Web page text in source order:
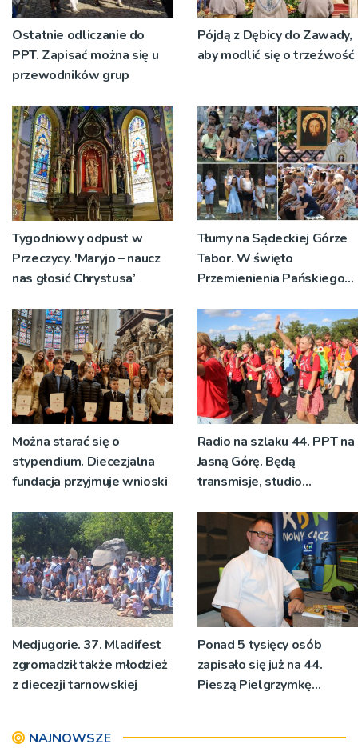
Ostatnie odliczanie do
PPT. Zapisać można się u
przewodników grup
Pójdą z Dębicy do Zawady,
aby modlić się o trzeźwość
Tygodniowy odpust w
Przeczycy. 'Maryjo – naucz
nas głosić Chrystusa’
Tłumy na Sądeckiej Górze
Tabor. W święto
Przemienienia Pańskiego
znaczeniu Sakramentów
[ZDJĘCIA]
Można starać się o
stypendium. Diecezjalna
fundacja przyjmuje wnioski
Radio na szlaku 44. PPT na
Jasną Górę. Będą
transmisje, studio
pozdrowienia
Medjugorie. 37. Mladifest
zgromadził także młodzież
z diecezji tarnowskiej
Ponad 5 tysięcy osób
zapisało się już na 44.
Pieszą Pielgrzymkę
NAJNOWSZE